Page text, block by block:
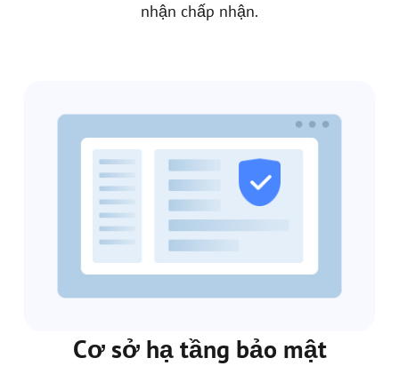
nhận chấp nhận.
Cơ sở hạ tầng bảo mật